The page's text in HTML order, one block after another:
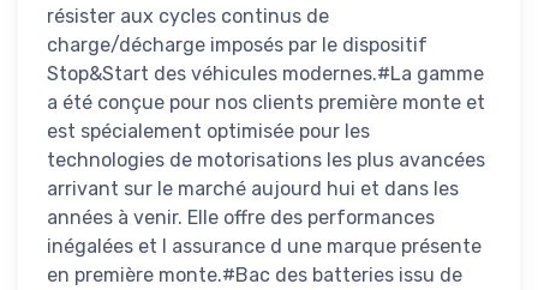
résister aux cycles continus de
charge/décharge imposés par le dispositif
Stop&Start des véhicules modernes.#La gamme
a été conçue pour nos clients première monte et
est spécialement optimisée pour les
technologies de motorisations les plus avancées
arrivant sur le marché aujourd hui et dans les
années à venir. Elle offre des performances
inégalées et l assurance d une marque présente
en première monte.#Bac des batteries issu de